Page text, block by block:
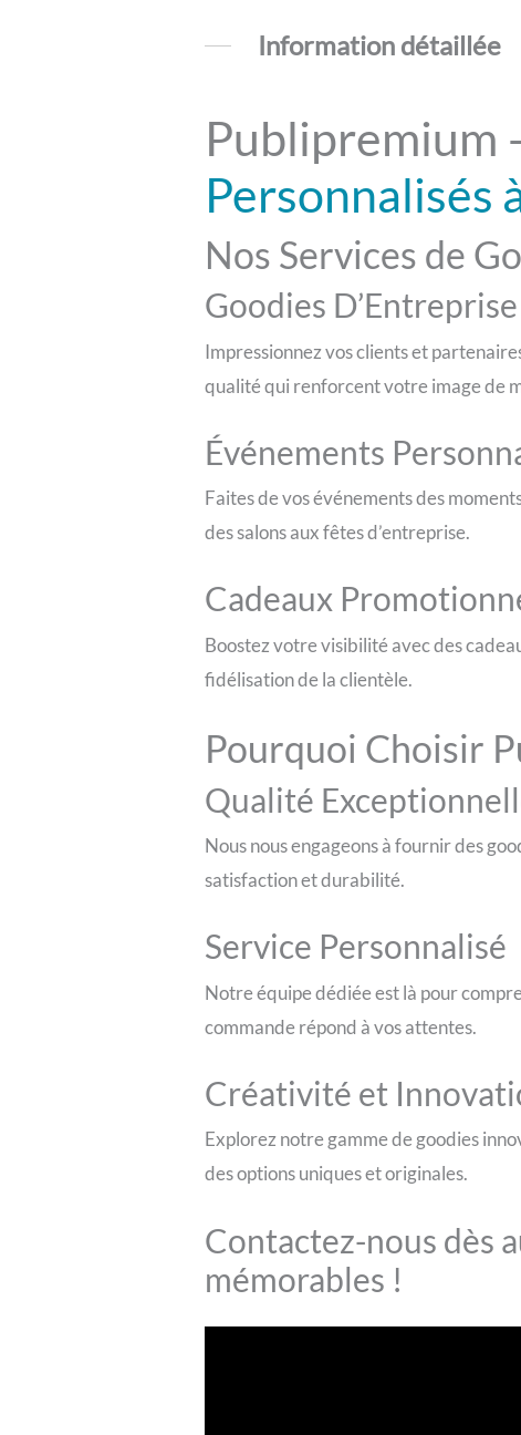
Information détaillée
Publipremium
Personnalisés
Nos Services de
Goodies D’Entreprise
Impressionnez vos clients et
qualité qui renforcent votre image de
Événements
Faites de vos événements des
des salons aux fêtes d’entreprise.
Cadeaux
Boostez votre visibilité avec des
fidélisation de la clientèle.
Pourquoi Choisir
Qualité
Nous nous engageons à fournir des
satisfaction et durabilité.
Service Personnalisé
Notre équipe dédiée est là pour
commande répond à vos attentes.
Créativité et
Explorez notre gamme de goodies
des options uniques et originales.
Contactez-nous dès
mémorables !